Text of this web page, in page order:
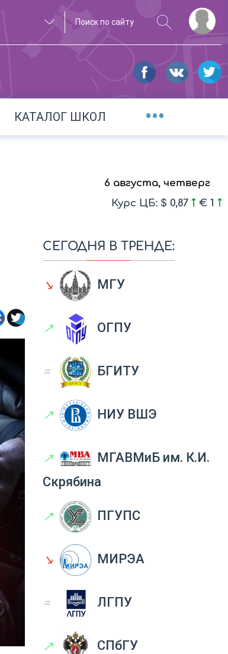
КАТАЛОГ ШКОЛ •••
6 августа, четверг
Курс ЦБ: $ 0,87
€ 1
СЕГОДНЯ В ТРЕНДЕ:
↘ МГУ
↗ ОГПУ
= БГИТУ
↗ НИУ ВШЭ
↗
МГАВМиБ им. К.И.
Скрябина
↗ ПГУПС
↘ МИРЭА
= ЛГПУ
↗ СПбГУ